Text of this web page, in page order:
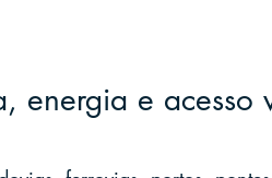
energia e acesso